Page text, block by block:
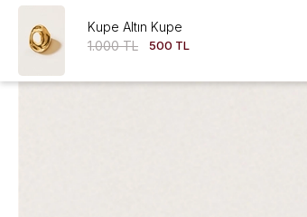
Kupe Altın Kupe
1.000 TL
500 TL